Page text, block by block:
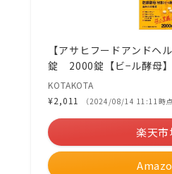
【アサヒフードアンドヘ
錠 2000錠【ビ−ル酵母】
KOTAKOTA
¥2,011
（2024/08/14 11:11時点
楽天市